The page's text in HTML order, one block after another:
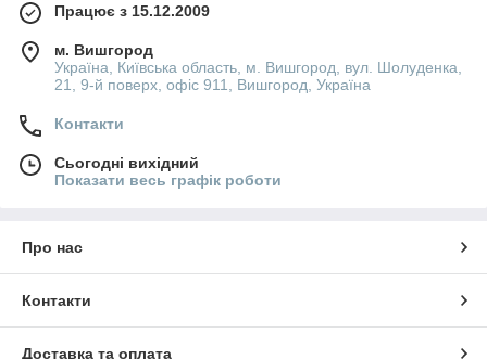
Працює з 15.12.2009
м. Вишгород
Україна, Київська область, м. Вишгород, вул. Шолуденка,
21, 9-й поверх, офіс 911, Вишгород, Україна
Контакти
Сьогодні вихідний
Показати весь графік роботи
Про нас
Контакти
Доставка та оплата